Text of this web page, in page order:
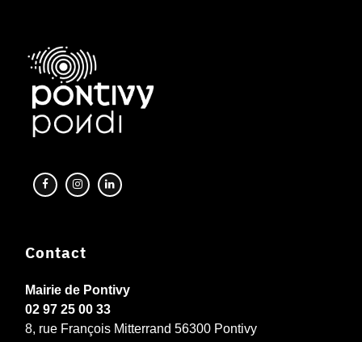
Contact
Mairie de Pontivy
02 97 25 00 33
8, rue François Mitterrand 56300 Pontivy